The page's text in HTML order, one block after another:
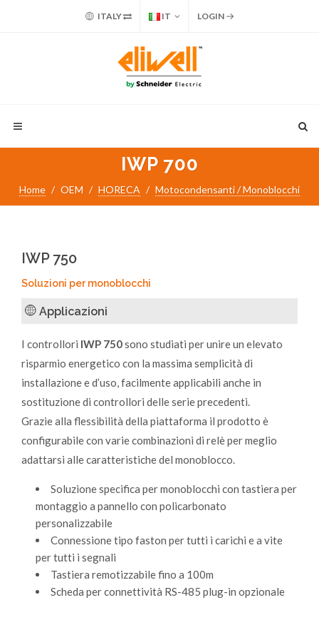
ITALY IT LOGIN
IWP 700
Home OEM HORECA Motocondensanti / Monoblocchi
IWP 750
Soluzioni per monoblocchi
Applicazioni
I controllori IWP 750sono studiati per unire un elevato
risparmio energetico con la massima semplicità di
installazione e d’uso, facilmente applicabili anche in
sostituzione di controllori delle serie precedenti.
Grazie alla flessibilità della piattaforma il prodotto è
configurabile con varie combinazioni di relè per meglio
adattarsi alle caratteristiche del monoblocco.
Soluzione specifica per monoblocchi con tastiera per
montaggio a pannello con policarbonato
personalizzabile
Connessione tipo faston per tutti i carichi e a vite
per tutti i segnali
Tastiera remotizzabile fino a 100m
Scheda per connettività RS-485 plug-in opzionale